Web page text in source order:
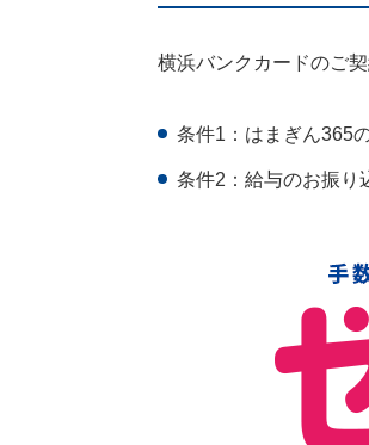
横浜バンクカードのご
条件1：はまぎん365
条件2：給与のお振り